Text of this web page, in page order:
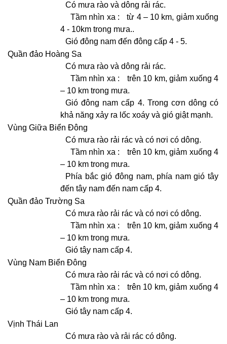
Có mưa rào và dông rải rác.
Tầm nhìn xa :
từ 4 – 10 km, giảm xuống
4 - 10km trong mưa..
Gió đông nam đến đông cấp 4 - 5.
Quần đảo Hoàng Sa
Có mưa rào và dông rải rác.
Tầm nhìn xa :
trên 10 km, giảm xuống 4
– 10 km trong mưa.
Gió đông nam cấp 4. Trong cơn dông có
khả năng xảy ra lốc xoáy và gió giật mạnh.
Vùng Giữa Biển Đông
Có mưa rào rải rác và có nơi có dông.
Tầm nhìn xa :
trên 10 km, giảm xuống 4
– 10 km trong mưa.
Phía bắc gió đông nam, phía nam gió tây
đến tây nam đến nam cấp 4.
Quần đảo Trường Sa
Có mưa rào rải rác và có nơi có dông.
Tầm nhìn xa :
trên 10 km, giảm xuống 4
– 10 km trong mưa.
Gió tây nam cấp 4.
Vùng Nam Biển Đông
Có mưa rào rải rác và có nơi có dông.
Tầm nhìn xa :
trên 10 km, giảm xuống 4
– 10 km trong mưa.
Gió tây nam cấp 4.
Vịnh Thái Lan
Có mưa rào và rải rác có dông.